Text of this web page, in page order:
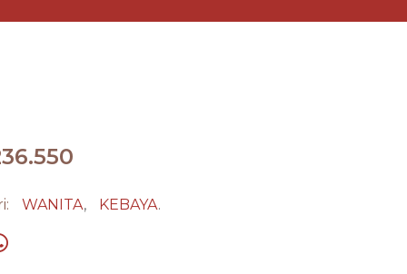
WANITA, KEBAYA.
Share on Whatsapp